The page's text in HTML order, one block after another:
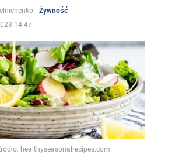
Żywność
14:47
healthyseasonalrecipes.com